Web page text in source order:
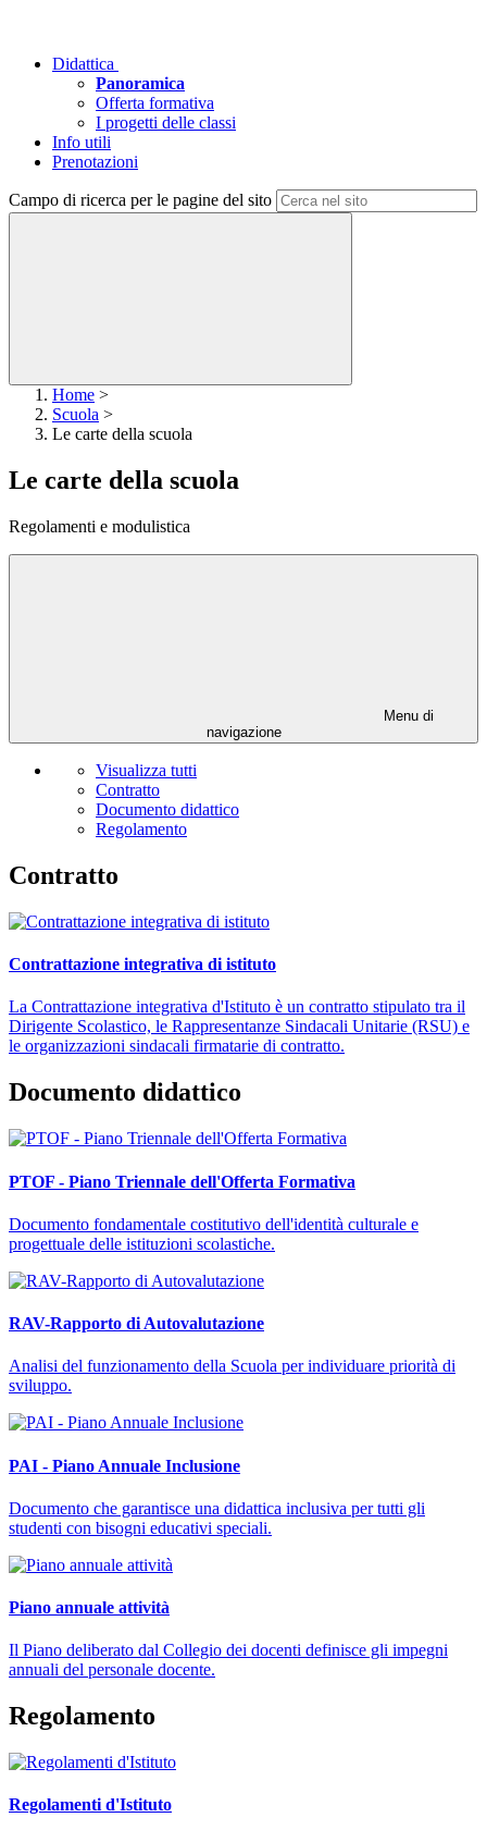
Didattica
Panoramica
Offerta formativa
I progetti delle classi
Info utili
Prenotazioni
Campo di ricerca per le pagine del sito
Home >
Scuola >
Le carte della scuola
Le carte della scuola
Regolamenti e modulistica
Menu di
navigazione
Visualizza tutti
Contratto
Documento didattico
Regolamento
Contratto
Contrattazione integrativa di istituto
La Contrattazione integrativa d'Istituto è un contratto stipulato tra il
Dirigente Scolastico, le Rappresentanze Sindacali Unitarie (RSU) e
le organizzazioni sindacali firmatarie di contratto.
Documento didattico
PTOF - Piano Triennale dell'Offerta Formativa
Documento fondamentale costitutivo dell'identità culturale e
progettuale delle istituzioni scolastiche.
RAV-Rapporto di Autovalutazione
Analisi del funzionamento della Scuola per individuare priorità di
sviluppo.
PAI - Piano Annuale Inclusione
Documento che garantisce una didattica inclusiva per tutti gli
studenti con bisogni educativi speciali.
Piano annuale attività
Il Piano deliberato dal Collegio dei docenti definisce gli impegni
annuali del personale docente.
Regolamento
Regolamenti d'Istituto